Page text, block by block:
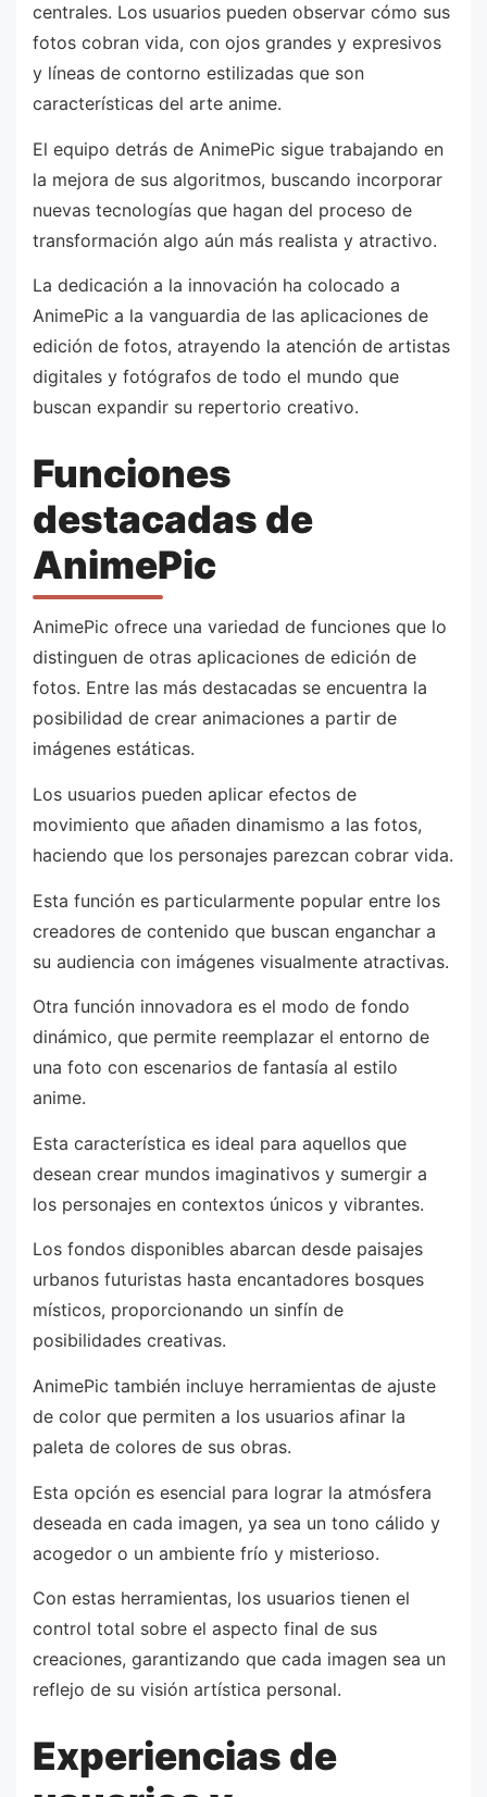
centrales. Los usuarios pueden observar cómo sus
fotos cobran vida, con ojos grandes y expresivos
y líneas de contorno estilizadas que son
características del arte anime.
El equipo detrás de AnimePic sigue trabajando en
la mejora de sus algoritmos, buscando incorporar
nuevas tecnologías que hagan del proceso de
transformación algo aún más realista y atractivo.
La dedicación a la innovación ha colocado a
AnimePic a la vanguardia de las aplicaciones de
edición de fotos, atrayendo la atención de artistas
digitales y fotógrafos de todo el mundo que
buscan expandir su repertorio creativo.
Funciones
destacadas de
AnimePic
AnimePic ofrece una variedad de funciones que lo
distinguen de otras aplicaciones de edición de
fotos. Entre las más destacadas se encuentra la
posibilidad de crear animaciones a partir de
imágenes estáticas.
Los usuarios pueden aplicar efectos de
movimiento que añaden dinamismo a las fotos,
haciendo que los personajes parezcan cobrar vida.
Esta función es particularmente popular entre los
creadores de contenido que buscan enganchar a
su audiencia con imágenes visualmente atractivas.
Otra función innovadora es el modo de fondo
dinámico, que permite reemplazar el entorno de
una foto con escenarios de fantasía al estilo
anime.
Esta característica es ideal para aquellos que
desean crear mundos imaginativos y sumergir a
los personajes en contextos únicos y vibrantes.
Los fondos disponibles abarcan desde paisajes
urbanos futuristas hasta encantadores bosques
místicos, proporcionando un sinfín de
posibilidades creativas.
AnimePic también incluye herramientas de ajuste
de color que permiten a los usuarios afinar la
paleta de colores de sus obras.
Esta opción es esencial para lograr la atmósfera
deseada en cada imagen, ya sea un tono cálido y
acogedor o un ambiente frío y misterioso.
Con estas herramientas, los usuarios tienen el
control total sobre el aspecto final de sus
creaciones, garantizando que cada imagen sea un
reflejo de su visión artística personal.
Experiencias de